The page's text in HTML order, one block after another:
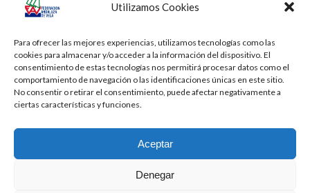
Utilizamos Cookies
Para ofrecer las mejores experiencias, utilizamos tecnologías como las
cookies para almacenar y/o acceder a la información del dispositivo. El
consentimiento de estas tecnologías nos permitirá procesar datos como el
comportamiento de navegación o las identificaciones únicas en este sitio.
No consentir o retirar el consentimiento, puede afectar negativamente a
ciertas características y funciones.
Aceptar
Denegar